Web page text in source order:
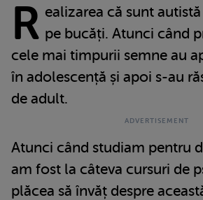
R ealizarea că sunt
pe bucăți. Atunci când
cele mai timpurii semne au
în adolescență și apoi s-au
de adult.
Atunci când studiam pentru
am fost la câteva cursuri de
plăcea să învăț despre